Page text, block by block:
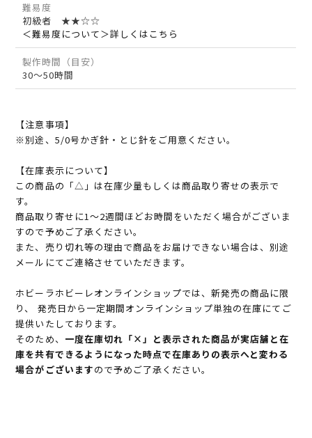
難易度
初級者 ★★☆☆
＜難易度について＞詳しくはこちら
製作時間（目安）
30～50時間
【注意事項】
※別途、5/0号かぎ針・とじ針をご用意ください。
【在庫表示について】
この商品の「△」は在庫少量もしくは商品取り寄せの表示で
す。
商品取り寄せに1～2週間ほどお時間をいただく場合がございま
すので予めご了承ください。
また、売り切れ等の理由で商品をお届けできない場合は、別途
メールにてご連絡させていただきます。
ホビーラホビーレオンラインショップでは、新発売の商品に限
り、 発売日から一定期間オンラインショップ単独の在庫にてご
提供いたしております。
そのため、 一度在庫切れ「×」と表示された商品が実店舗と在
庫を共有できるようになった時点で在庫ありの表示へと変わる
場合がございますので予めご了承ください。